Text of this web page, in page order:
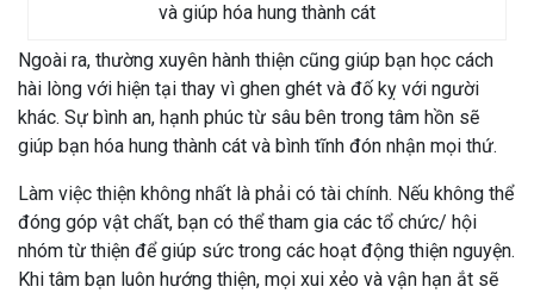
và giúp hóa hung thành cát
Ngoài ra, thường xuyên hành thiện cũng giúp bạn học cách
hài lòng với hiện tại thay vì ghen ghét và đố kỵ với người
khác. Sự bình an, hạnh phúc từ sâu bên trong tâm hồn sẽ
giúp bạn hóa hung thành cát và bình tĩnh đón nhận mọi thứ.
Làm việc thiện không nhất là phải có tài chính. Nếu không thể
đóng góp vật chất, bạn có thể tham gia các tổ chức/ hội
nhóm từ thiện để giúp sức trong các hoạt động thiện nguyện.
Khi tâm bạn luôn hướng thiện, mọi xui xẻo và vận hạn ắt sẽ